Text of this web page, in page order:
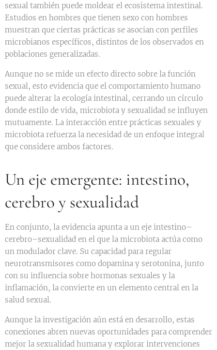
sexual también puede moldear el ecosistema intestinal.
Estudios en hombres que tienen sexo con hombres
muestran que ciertas prácticas se asocian con perfiles
microbianos específicos, distintos de los observados en
poblaciones generalizadas.
Aunque no se mide un efecto directo sobre la función
sexual, esto evidencia que el comportamiento humano
puede alterar la ecología intestinal, cerrando un círculo
donde estilo de vida, microbiota y sexualidad se influyen
mutuamente. La interacción entre prácticas sexuales y
microbiota refuerza la necesidad de un enfoque integral
que considere ambos factores.
Un eje emergente: intestino,
cerebro y sexualidad
En conjunto, la evidencia apunta a un eje intestino–
cerebro–sexualidad en el que la microbiota actúa como
un modulador clave. Su capacidad para regular
neurotransmisores como dopamina y serotonina, junto
con su influencia sobre hormonas sexuales y la
inflamación, la convierte en un elemento central en la
salud sexual.
Aunque la investigación aún está en desarrollo, estas
conexiones abren nuevas oportunidades para comprender
mejor la sexualidad humana y explorar intervenciones